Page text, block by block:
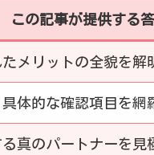
この記事が提供する
メリットの全貌を解
体的な確認項目を網
真のパートナーを見